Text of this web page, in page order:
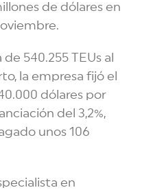
de dólares en
540.255 TEUs al
la empresa fijó el
dólares por
del 3,2%,
unos 106
en